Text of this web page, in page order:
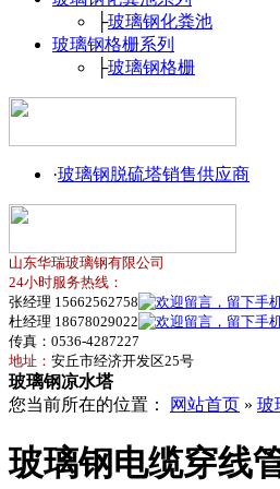
├玻璃钢化粪池
玻璃钢格栅系列
├玻璃钢格栅
·玻璃钢脱硫塔销售供应商
山东华瑞玻璃钢有限公司
24小时服务热线：
张经理 15662562758
杜经理 18678029022
传真：0536-4287227
地址： 安丘市经济开发区25号
玻璃钢凉水塔
您当前所在的位置：
网站首页 » 玻
玻璃钢电缆穿线